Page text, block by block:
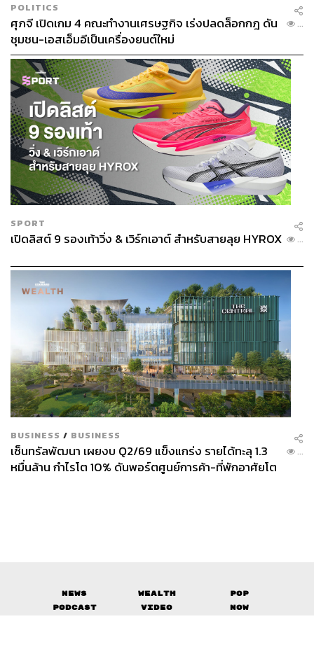
POLITICS
ศุภจี เปิดเกม 4 คณะทำงานเศรษฐกิจ เร่งปลดล็อกกฎ ดัน
ชุมชน-เอสเอ็มอีเป็นเครื่องยนต์ใหม่
...
SPORT
เปิดลิสต์ 9 รองเท้าวิ่ง & เวิร์กเอาต์ สำหรับสายลุย HYROX ...
BUSINESS / BUSINESS
เซ็นทรัลพัฒนา เผยงบ Q2/69 แข็งแกร่ง รายได้ทะลุ 1.3
หมื่นล้าน กำไรโต 10% ดันพอร์ตศูนย์การค้า-ที่พักอาศัยโต
...
News Wealth
Pop
Podcast
Video
Now